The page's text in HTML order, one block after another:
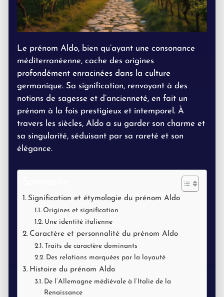
Le prénom Aldo, bien qu’ayant une consonance
méditerranéenne, cache des origines
profondément enracinées dans la culture
germanique. Sa signification, renvoyant à des
notions de sagesse et d’ancienneté, en fait un
prénom à la fois prestigieux et intemporel. À
travers les siècles, Aldo a su garder son charme et
sa singularité, séduisant par sa rareté et son
élégance.
Signification et étymologie du prénom Aldo
Origines et signification
Une identité italienne
Caractère et personnalité du prénom Aldo
Traits de caractère dominants
Des relations marquées par la loyauté
Histoire du prénom Aldo
De l’Allemagne médiévale à l’Italie de la
Renaissance